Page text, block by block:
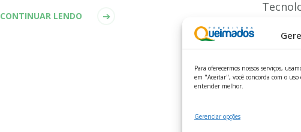
Para oferecermos nossos serviços,
em "Aceitar", você concorda com o
entender melhor.
Gerenciar opções
CONTINUAR LENDO